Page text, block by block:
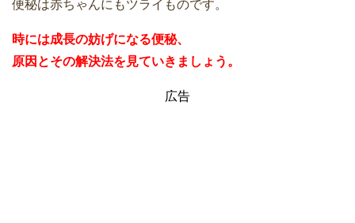
便秘は赤ちゃんにもツライものです。
時には成長の妨げになる便秘、
原因とその解決法を見ていきましょう。
広告